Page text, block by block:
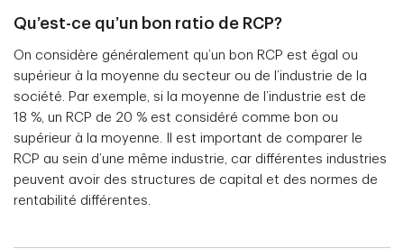
Qu’est-ce qu’un bon ratio de RCP?
On considère généralement qu’un bon RCP est égal ou
supérieur à la moyenne du secteur ou de l’industrie de la
société. Par exemple, si la moyenne de l’industrie est de
18 %, un RCP de 20 % est considéré comme bon ou
supérieur à la moyenne. Il est important de comparer le
RCP au sein d’une même industrie, car différentes industries
peuvent avoir des structures de capital et des normes de
rentabilité différentes.